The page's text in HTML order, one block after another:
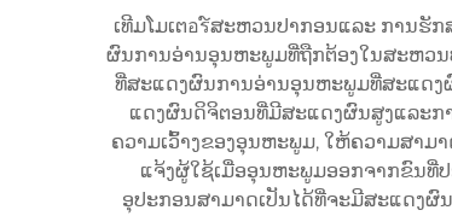
ເທີມໂມເຕอร໌ສະຫວນປາກອນແລະ ການ
ຜົນການອ່ານອຸນຫະພູມທີ່ຖືກຕ້ອງໃນສະຫວ
ທີ່ສະແດງຜົນການອ່ານອຸນຫະພູມທີ່ສະແດງ
ແດງຜົນດິຈິຕອນທີ່ມີສະແດງຜົນສູງແລະກ
ຄວາມເວົ້າງຂອງອຸນຫະພູມ, ໃຫ້ຄວາມສາມ
ແຈ້ງຜູ້ໃຊ້ເມື່ອອຸນຫະພູມອອກຈາກຂົນທີ່ປ
ອຸປະກອນສາມາດເປັນໄດ້ທີ່ຈະມີສະແດງ